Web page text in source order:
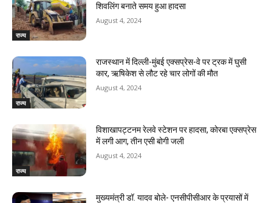
राज्य
शिवलिंग बनाते समय हुआ हादसा
August 4, 2024
राज्य
राजस्‍थान में दिल्ली-मुंबई एक्सप्रेस-वे पर ट्रक में घुसी
कार, ऋषिकेश से लौट रहे चार लोगों की मौत
August 4, 2024
राज्य
विशाखापट्टनम रेलवे स्टेशन पर हादसा, कोरबा एक्सप्रेस
में लगी आग, तीन एसी बोगी जली
August 4, 2024
मुख्यमंत्री डॉ. यादव बोले- एनसीपीसीआर के प्रयासों में